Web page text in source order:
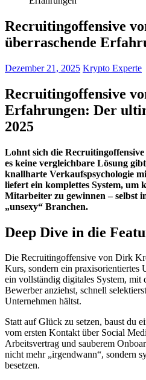
Recruitingoffensive
überraschende
Dezember 21, 2025 Krypto Experte
Recruitingoffensive
Erfahrungen: Der
2025
Lohnt sich die
es keine vergleichbare Lösung
knallharte Verkaufspsychologie
liefert ein komplettes System,
Mitarbeiter zu gewinnen – selbst
„unsexy“ Branchen.
Deep Dive in die
Die Recruitingoffensive von Dirk
Kurs, sondern ein praxisorientiertes
ein vollständig digitales System, mit
Bewerber anziehst, schnell
Unternehmen hältst.
Statt auf Glück zu setzen, baust du
vom ersten Kontakt über Social
Arbeitsvertrag und sauberem
nicht mehr „irgendwann“, sondern
besetzen.